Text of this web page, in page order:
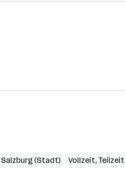
Salzburg (Stadt) Vollzeit, Teilzeit